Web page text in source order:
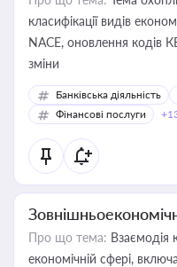
класифікації видів
NACE, оновлення кодів
зміни
Банківська діяльність
Фінансові послуги
Про що тема: Взаємодія
економічній сфері,